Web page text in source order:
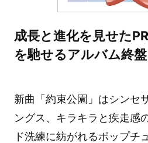
成長と進化を見せた
を馳せるアルバム終盤
新曲「約束公園」はシンセ
ングス、キラキラと疾走感
ド洗練に紡がれるポップチ